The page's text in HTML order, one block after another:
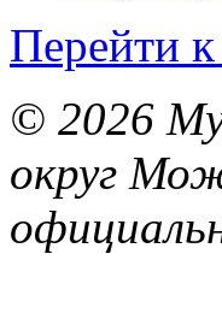
Перейти
© 2026
округ